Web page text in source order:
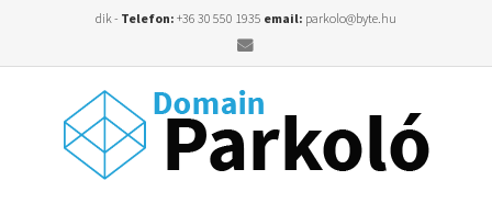
dik - Telefon: +36 30 550 1935 email: parkolo@byte.hu
Email